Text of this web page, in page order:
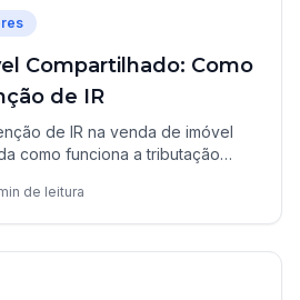
Compartilhado: Como
de IR
de IR na venda de imóvel
como funciona a tributação
de leitura